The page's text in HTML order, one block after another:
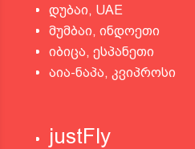
დუბაი, UAE
მუმბაი, ინდოეთი
იბიცა, ესპანეთი
აია-ნაპა, კვიპროსი
justFly